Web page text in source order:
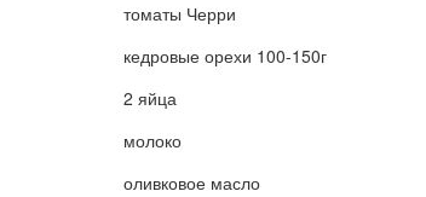
томаты Черри
кедровые орехи 100-150г
2 яйца
молоко
оливковое масло